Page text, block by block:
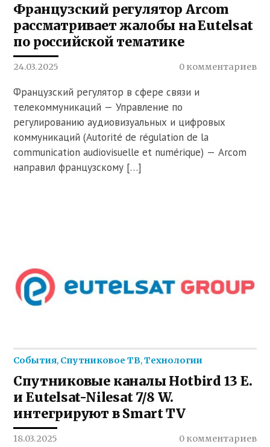
Французский регулятор Arcom
рассматривает жалобы на Eutelsat
по российской тематике
24.03.2025 0 комментариев
Французский регулятор в сфере связи и
телекоммуникаций — Управление по
регулированию аудиовизуальных и цифровых
коммуникаций (Autorité de régulation de la
communication audiovisuelle et numérique) — Arcom
направил французскому […]
События, Спутниковое ТВ,Технологии
Спутниковые каналы Hotbird 13 E.
и Eutelsat-Nilesat 7/8 W.
интегрируют в Smart TV
18.03.2025 0 комментариев